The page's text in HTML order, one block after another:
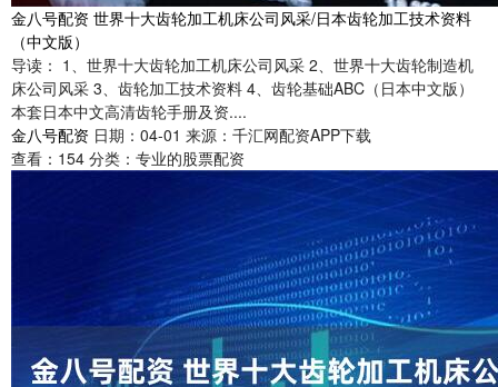
金八号配资 世界十大齿轮加工机床公司风采/日本齿轮加工技术资料
（中文版）
导读： 1、世界十大齿轮加工机床公司风采 2、世界十大齿轮制造机
床公司风采 3、齿轮加工技术资料 4、齿轮基础ABC（日本中文版）
本套日本中文高清齿轮手册及资....
金八号配资 日期：04-01 来源：千汇网配资APP下载
查看： 154 分类： 专业的股票配资